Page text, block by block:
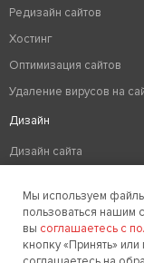
Редизайн сайтов
Хостинг
Оптимизация сайтов
Удаление вирусов на
Дизайн
Дизайн сайта
Создание фирменного
Мы используем
пользоваться нашим
вы соглашаетесь с
кнопку «Принять»